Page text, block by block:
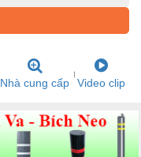
Nhà cung cấp Video clip